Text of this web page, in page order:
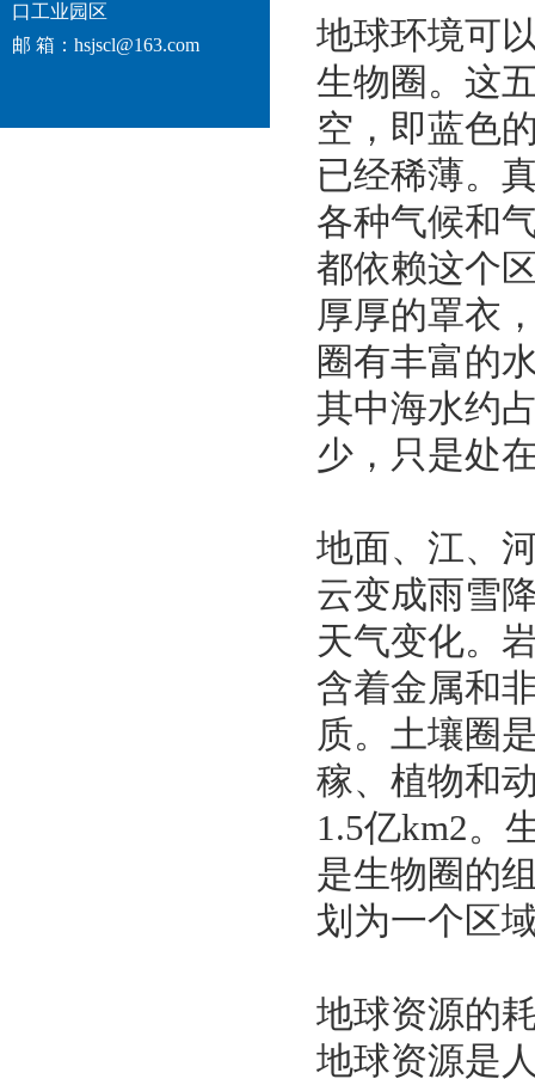
口工业园区
邮 箱：hsjscl@163.com
地球环境可
生物圈。这
空，即蓝色
已经稀薄。
各种气候和
都依赖这个
厚厚的罩衣
圈有丰富的
其中海水约
少，只是处
地面、江、
云变成雨雪
天气变化。
含着金属和
质。土壤圈
稼、植物和
1.5亿km2。
是生物圈的
划为一个区
地球资源的
地球资源是